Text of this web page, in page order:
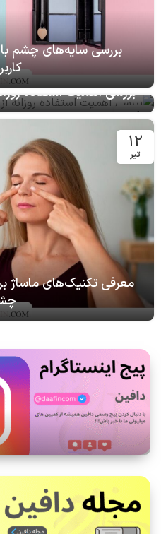
بررسی سایه‌های چشم
08
فروردین
بررسی اهمیت استفاده
12
تیر
معرفی تکنیک‌های ماساژ